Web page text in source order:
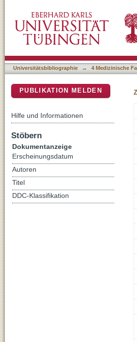
literature
Universitätsbibliographie → 4 Medizinische
PUBLIKATION MELDEN
Hilfe und Informationen
Stöbern
Dokumentanzeige
Erscheinungsdatum
Autoren
Titel
DDC-Klassifikation